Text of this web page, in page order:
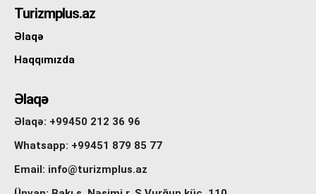
Turizmplus.az
Əlaqə
Haqqımızda
Əlaqə
Əlaqə: +99450 212 36 96
Whatsapp: +99451 879 85 77
Email: info@turizmplus.az